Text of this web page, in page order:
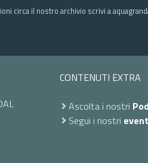
circa il nostro archivio scrivi a
CONTENUTI EXTRA
Ascolta i nostri
Segui i nostri